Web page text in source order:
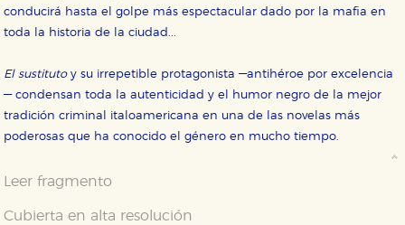
conducirá hasta el golpe más espectacular dado por la mafia en
toda la historia de la ciudad...
El sustitutoy su irrepetible protagonista —antihéroe por excelencia
— condensan toda la autenticidad y el humor negro de la mejor
tradición criminal italoamericana en una de las novelas más
poderosas que ha conocido el género en mucho tiempo.
Leer fragmento
Cubierta en alta resolución
Cookies de publicidad y redes sociales
Estas cookies son gestionadas por nuestros socios
almacenan directamente información personal sino
que se basan en la identificación única de su